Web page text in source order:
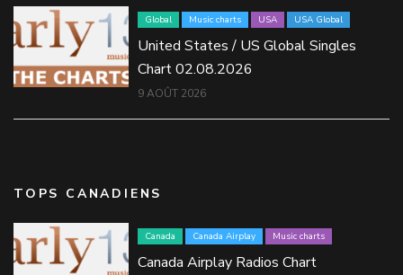
Global Music charts USA USA Global
United States / US Global Singles
Chart 02.08.2026
9 AOÛT 2026
TOPS CANADIENS
Canada Canada Airplay Music charts
Canada Airplay Radios Chart